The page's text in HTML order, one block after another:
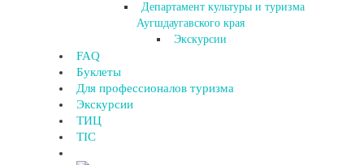
Департамент культуры и туризма
Аугшдаугавского края
Экскурсии
FAQ
Буклеты
Для профессионалов туризма
Экскурсии
ТИЦ
TIC